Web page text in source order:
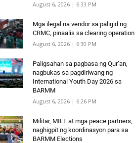
August 6, 2026 | 6:33 PM
Mga ilegal na vendor sa paligid ng
CRMC, pinaalis sa clearing operation
August 6, 2026 | 6:30 PM
Paligsahan sa pagbasa ng Qur’an,
nagbukas sa pagdiriwang ng
International Youth Day 2026 sa
BARMM
August 6, 2026 | 6:26 PM
Militar, MILF at mga peace partners,
naghigpit ng koordinasyon para sa
BARMM Elections